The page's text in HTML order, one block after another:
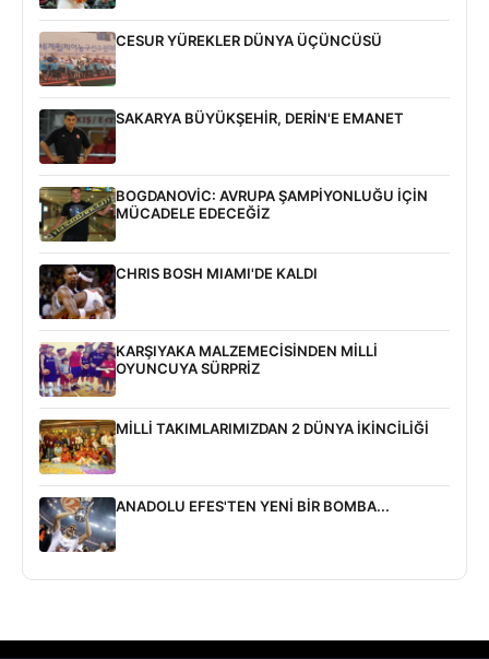
CESUR YÜREKLER DÜNYA ÜÇÜNCÜSÜ
SAKARYA BÜYÜKŞEHİR, DERİN'E EMANET
BOGDANOVİC: AVRUPA ŞAMPİYONLUĞU İÇİN
MÜCADELE EDECEĞİZ
CHRIS BOSH MIAMI'DE KALDI
KARŞIYAKA MALZEMECİSİNDEN MİLLİ
OYUNCUYA SÜRPRİZ
MİLLİ TAKIMLARIMIZDAN 2 DÜNYA İKİNCİLİĞİ
ANADOLU EFES'TEN YENİ BİR BOMBA...